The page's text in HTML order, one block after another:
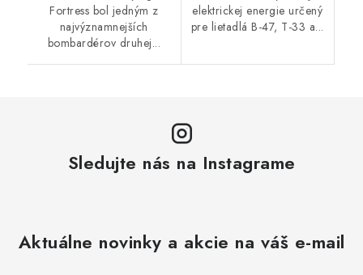
Fortress bol jedným z
najvýznamnejších
bombardérov druhej...
elektrickej energie určený
pre lietadlá B-47, T-33 a...
Sledujte nás na Instagrame
Aktuálne novinky a akcie na váš e-mail